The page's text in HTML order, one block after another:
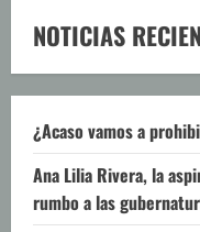
NOTICIAS
¿Acaso vamos a
Ana Lilia Rivera, la
rumbo a las